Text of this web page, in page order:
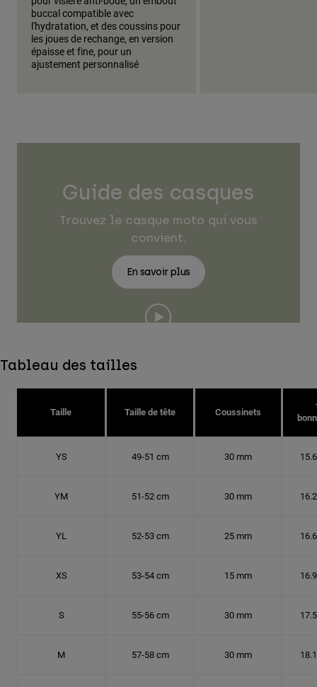
buccal compatible avec
l'hydratation, et des coussins pour
les joues de rechange, en version
épaisse et fine, pour un
ajustement personnalisé
Guide des casques
Trouvez le casque moto qui vous
convient.
En savoir plus
Tableau des tailles
Taille Taille de tête Coussinets
YS 49-51 cm 30 mm
YM 51-52 cm 30 mm
YL 52-53 cm 25 mm
XS 53-54 cm 15 mm
S 55-56 cm 30 mm
M 57-58 cm 30 mm